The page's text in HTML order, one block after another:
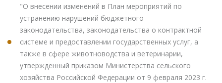
"О внесении изменений в План мероприятий по
устранению нарушений бюджетного
законодательства, законодательства о контрактной
системе и предоставлении государственных услуг, а
также в сфере животноводства и ветеринарии,
утвержденный приказом Министерства сельского
хозяйства Российской Федерации от 9 февраля 2023 г.